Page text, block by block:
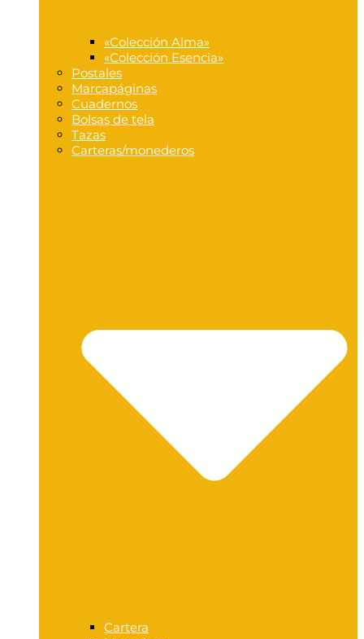
«Colección Alma»
«Colección Esencia»
Postales
Marcapáginas
Cuadernos
Bolsas de tela
Tazas
Carteras/monederos
Cartera